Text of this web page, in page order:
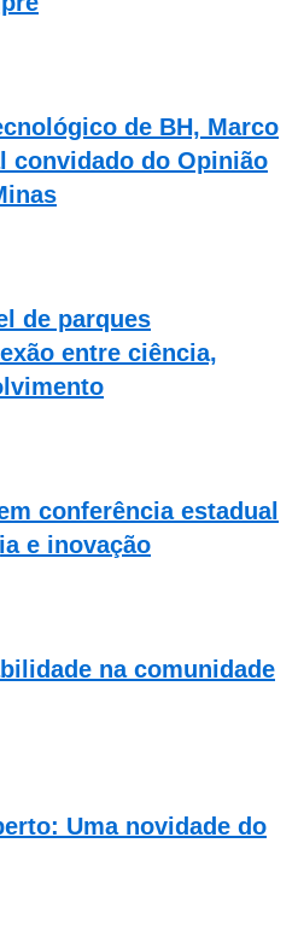
de BH, Marco
convidado do Opinião
de parques
entre ciência,
conferência estadual
e inovação
na comunidade
Uma novidade do